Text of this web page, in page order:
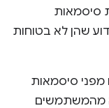
סיסמאות
שהן לא בטוחות
סיסמאות
מהמשתמשים